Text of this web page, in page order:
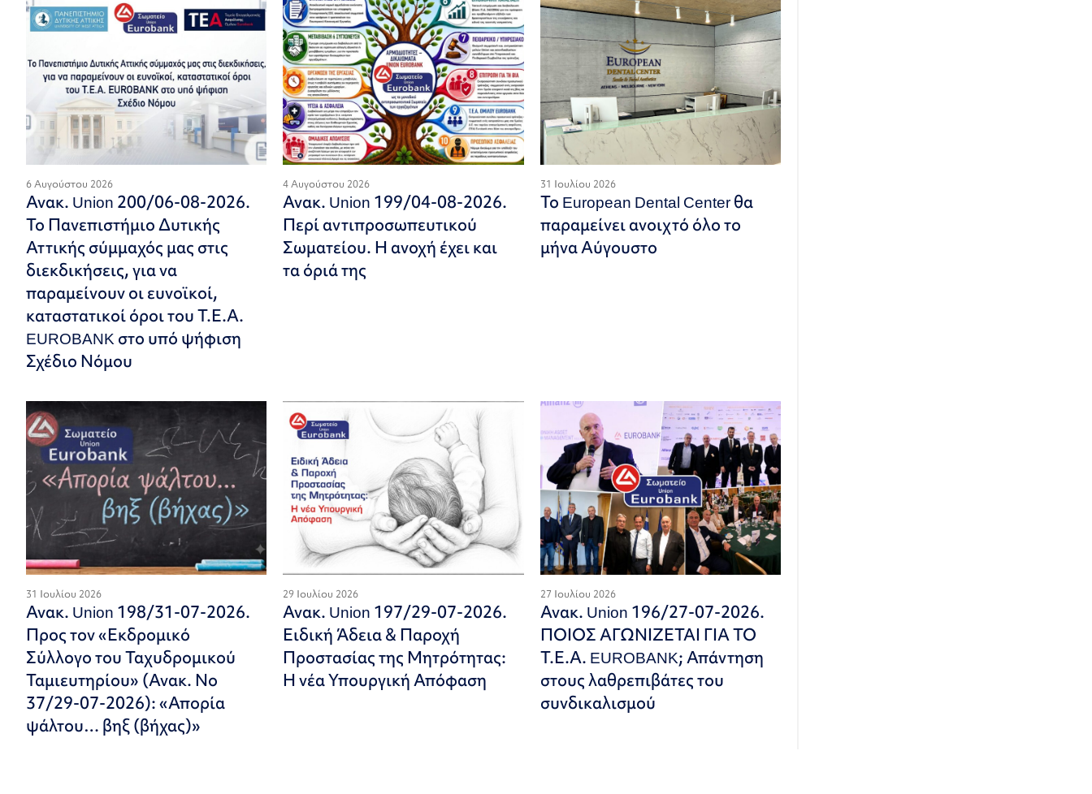
6 Αυγούστου 2026
Ανακ. Union 200/06-08-2026.
Το Πανεπιστήμιο Δυτικής
Αττικής σύμμαχός μας στις
διεκδικήσεις, για να
παραμείνουν οι ευνοϊκοί,
καταστατικοί όροι του Τ.Ε.Α.
EUROBANK στο υπό ψήφιση
Σχέδιο Νόμου
4 Αυγούστου 2026
Ανακ. Union 199/04-08-2026.
Περί αντιπροσωπευτικού
Σωματείου. Η ανοχή έχει και
τα όριά της
31 Ιουλίου 2026
Το European Dental Center θα
παραμείνει ανοιχτό όλο το
μήνα Αύγουστο
31 Ιουλίου 2026
Ανακ. Union 198/31-07-2026.
Προς τον «Εκδρομικό
Σύλλογο του Ταχυδρομικού
Ταμιευτηρίου» (Ανακ. Νο
37/29-07-2026): «Απορία
ψάλτου… βηξ (βήχας)»
29 Ιουλίου 2026
Ανακ. Union 197/29-07-2026.
Ειδική Άδεια & Παροχή
Προστασίας της Μητρότητας:
Η νέα Υπουργική Απόφαση
27 Ιουλίου 2026
Ανακ. Union 196/27-07-2026.
ΠΟΙΟΣ ΑΓΩΝΙΖΕΤΑΙ ΓΙΑ ΤΟ
Τ.Ε.Α. EUROBANK; Απάντηση
στους λαθρεπιβάτες του
συνδικαλισμού